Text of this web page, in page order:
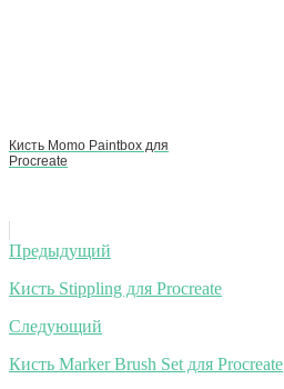
Кисть Momo Paintbox для
Procreate
Навигация
по
записям
Предыдущий
Кисть Stippling для Procreate
Следующий
Кисть Marker Brush Set для Procreate